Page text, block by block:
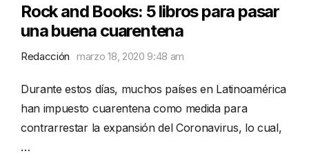
Rock and Books: 5 libros para pasar
una buena cuarentena
Redacción marzo 18, 2020 9:48 am
Durante estos días, muchos países en Latinoamérica
han impuesto cuarentena como medida para
contrarrestar la expansión del Coronavirus, lo cual,
…